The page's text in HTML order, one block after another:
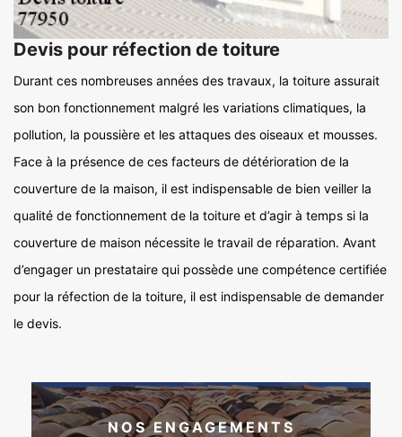
Devis pour réfection de toiture
Durant ces nombreuses années des travaux, la toiture assurait
son bon fonctionnement malgré les variations climatiques, la
pollution, la poussière et les attaques des oiseaux et mousses.
Face à la présence de ces facteurs de détérioration de la
couverture de la maison, il est indispensable de bien veiller la
qualité de fonctionnement de la toiture et d’agir à temps si la
couverture de maison nécessite le travail de réparation. Avant
d’engager un prestataire qui possède une compétence certifiée
pour la réfection de la toiture, il est indispensable de demander
le devis.
NOS ENGAGEMENTS